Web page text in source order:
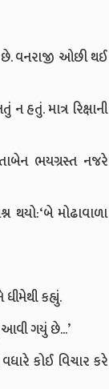
છે. વનરાજી ઓછી થઈ
હતું. માત્ર રિક્ષાની
ભયગ્રસ્ત નજરે
થયો:‘બે મોઢાવાળા
કહ્યું.
ગયું છે...’
કોઈ વિચાર કરે